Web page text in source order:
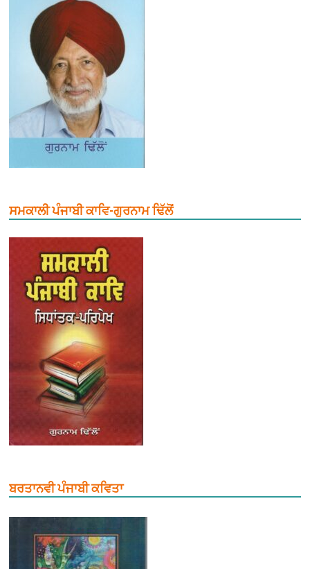
ਸਮਕਾਲੀ ਪੰਜਾਬੀ ਕਾਵਿ-ਗੁਰਨਾਮ ਢਿੱਲੋਂ
ਬਰਤਾਨਵੀ ਪੰਜਾਬੀ ਕਵਿਤਾ